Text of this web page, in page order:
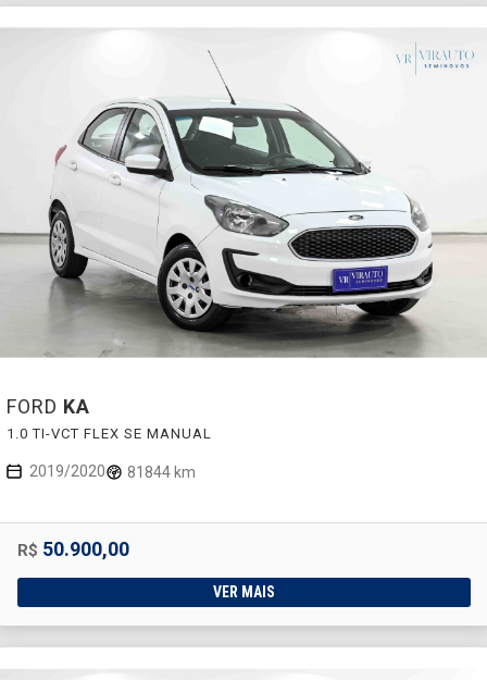
FORD KA
1.0 TI-VCT FLEX SE MANUAL
2019/2020 81844 km
R$ 50.900,00
VER MAIS